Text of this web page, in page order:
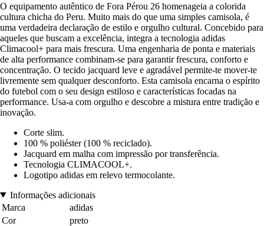
O equipamento autêntico de Fora Pérou 26 homenageia a colorida
cultura chicha do Peru. Muito mais do que uma simples camisola, é
uma verdadeira declaração de estilo e orgulho cultural. Concebido para
aqueles que buscam a excelência, integra a tecnologia adidas
Climacool+ para mais frescura. Uma engenharia de ponta e materiais
de alta performance combinam-se para garantir frescura, conforto e
concentração. O tecido jacquard leve e agradável permite-te mover-te
livremente sem qualquer desconforto. Esta camisola encarna o espírito
do futebol com o seu design estiloso e características focadas na
performance. Usa-a com orgulho e descobre a mistura entre tradição e
inovação.
Corte slim.
100 % poliéster (100 % reciclado).
Jacquard em malha com impressão por transferência.
Tecnologia CLIMACOOL+.
Logotipo adidas em relevo termocolante.
Informações adicionais
Marca
adidas
Cor
preto